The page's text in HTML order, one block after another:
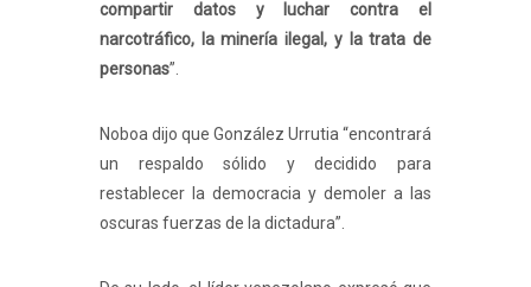
compartir datos y luchar contra el
narcotráfico, la minería ilegal, y la trata de
personas”.
Noboa dijo que González Urrutia “encontrará
un respaldo sólido y decidido para
restablecer la democracia y demoler a las
oscuras fuerzas de la dictadura”.